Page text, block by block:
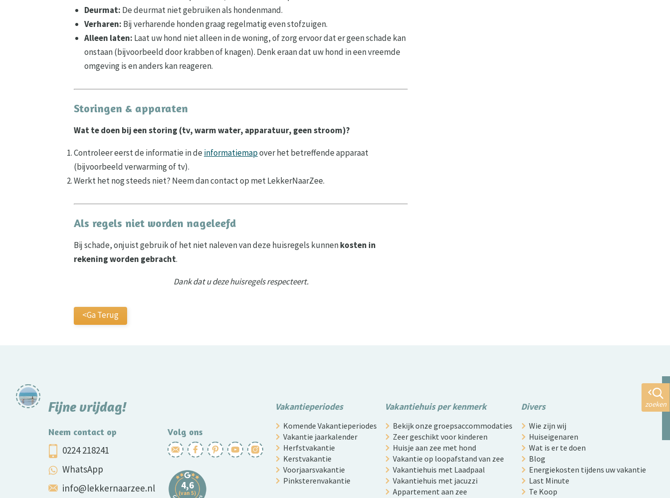
Deurmat: De deurmat niet gebruiken als hondenmand.
Verharen: Bij verharende honden graag regelmatig even stofzuigen.
Alleen laten: Laat uw hond niet alleen in de woning, of zorg ervoor dat er geen schade kan
onstaan (bijvoorbeeld door krabben of knagen). Denk eraan dat uw hond in een vreemde
omgeving is en anders kan reageren.
Storingen & apparaten
Wat te doen bij een storing (tv, warm water, apparatuur, geen stroom)?
Controleer eerst de informatie in de informatiemapover het betreffende apparaat
(bijvoorbeeld verwarming of tv).
Werkt het nog steeds niet? Neem dan contact op met LekkerNaarZee.
Als regels niet worden nageleefd
Bij schade, onjuist gebruik of het niet naleven van deze huisregels kunnenkosten in
rekening worden gebracht.
Dank dat u deze huisregels respecteert.
<Ga Terug
Fijne vrijdag!
Neem contact op
0224 218241
WhatsApp
info@lekkernaarzee.nl
Volg ons
Vakantieperiodes
Komende Vakantieperiodes
Vakantie jaarkalender
Herfstvakantie
Kerstvakantie
Voorjaarsvakantie
Pinksterenvakantie
Vakantiehuis per kenmerk
Bekijk onze groepsaccommodaties
Zeer geschikt voor kinderen
Huisje aan zee met hond
Vakantie op loopafstand van zee
Vakantiehuis met Laadpaal
Vakantiehuis met jacuzzi
Appartement aan zee
Divers
Wie zijn wij
Huiseigenaren
Wat is er te doen
Blog
Energiekosten tijdens uw vakantie
Last Minute
Te Koop
zoeken